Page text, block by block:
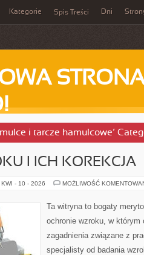
Kategorie Spis Treści Dni
i tarcze hamulcowe’
I ICH KOREKCJA
KWI - 10 - 2026 MOŻLIWOŚĆ
Ta witryna to bogaty
ochronie wzroku, w
zagadnienia związane z
specjalisty od badania